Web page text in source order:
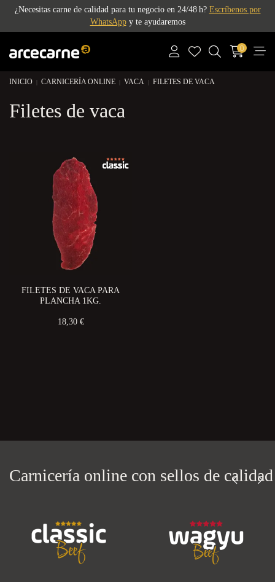
¿Necesitas carne de calidad para tu negocio en 24/48 h? Escríbenos por
WhatsAppy te ayudaremos
0
INICIO CARNICERÍA ONLINE VACA FILETES DE VACA
Filetes de vaca
FILETES DE VACA PARA
PLANCHA 1KG.
18,30 €
Carnicería online con sellos de calidad